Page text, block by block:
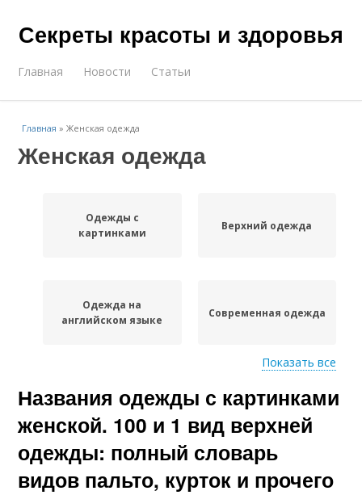
Секреты красоты и здоровья
Главная Новости Статьи
Главная »Женская одежда
Женская одежда
Одежды с
картинками
Верхний одежда
Одежда на
английском языке
Современная одежда
Женской верхний
одежда
Одежды для детей
Верхняя одежда
Показать все
Названия одежды с картинками
женской. 100 и 1 вид верхней
одежды: полный словарь
видов пальто, курток и прочего